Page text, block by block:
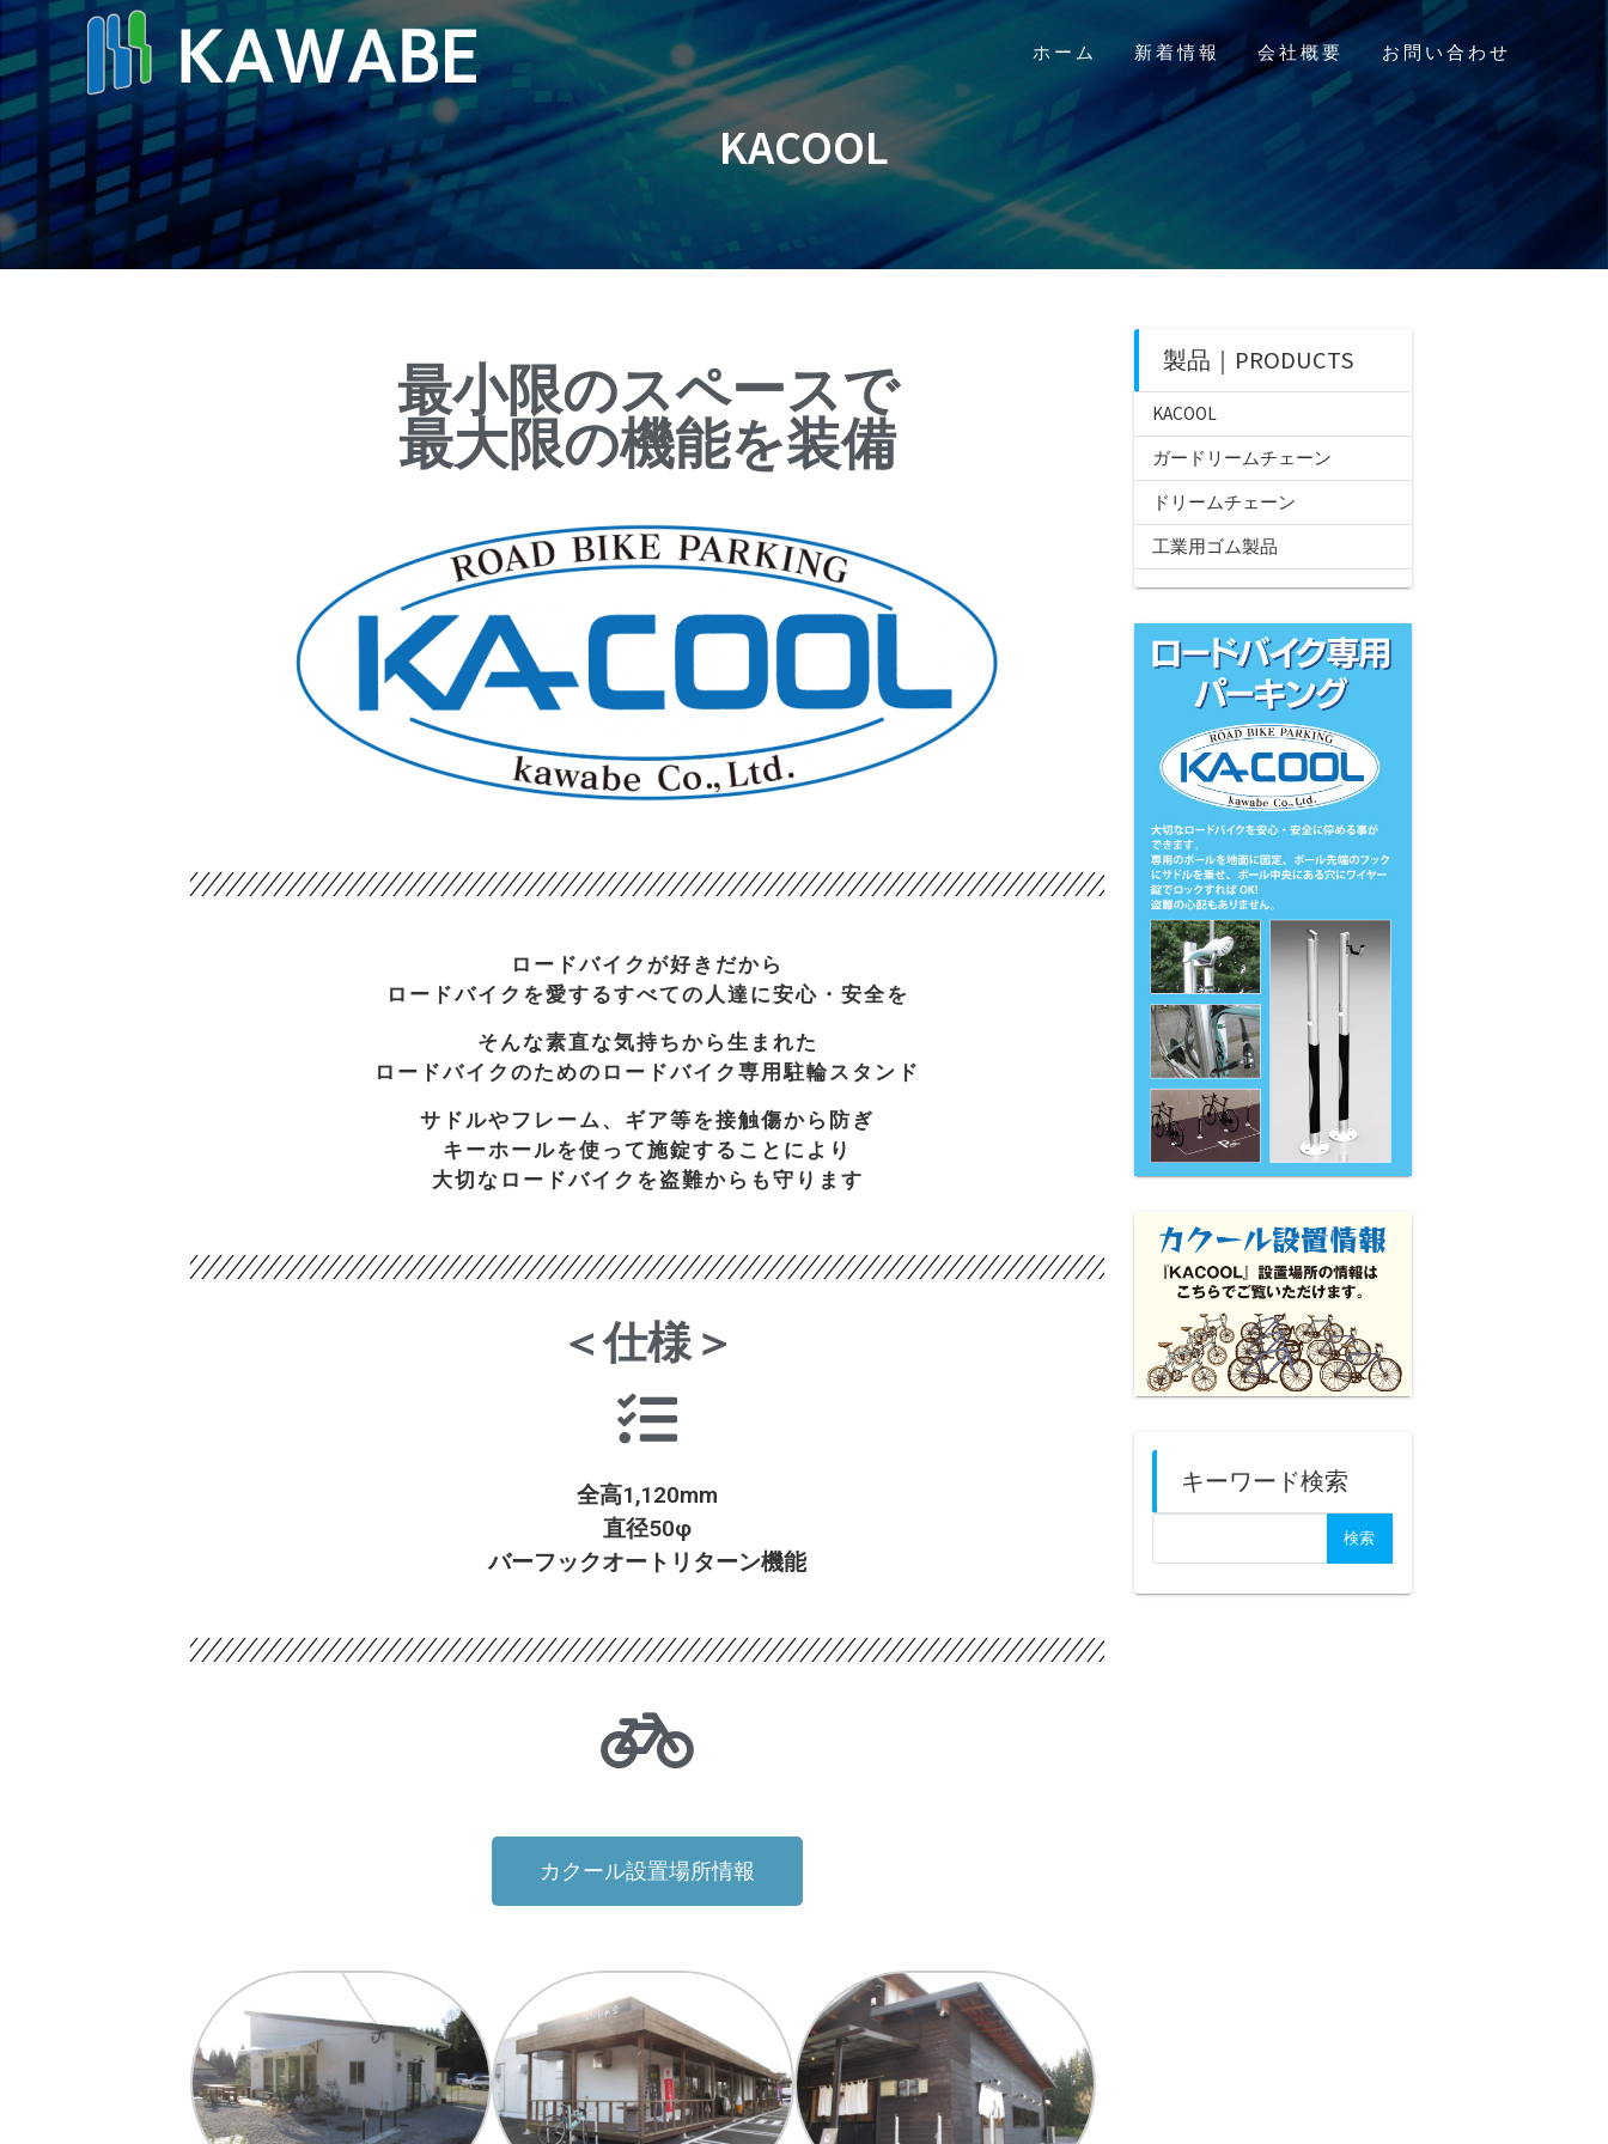
ホーム 新着情報 会社概要 お問い合わせ
KACOOL
最小限のスペースで
最大限の機能を装備
ロードバイクが好きだから
ロードバイクを愛するすべての人達に安心・安全を
そんな素直な気持ちから生まれた
ロードバイクのためのロードバイク専用駐輪スタンド
サドルやフレーム、ギア等を接触傷から防ぎ
キーホールを使って施錠することにより
大切なロードバイクを盗難からも守ります
＜仕様＞
全高1,120mm
直径50φ
バーフックオートリターン機能
カクール設置場所情報
製品｜PRODUCTS
KACOOL
ガードリームチェーン
ドリームチェーン
工業用ゴム製品
キーワード検索